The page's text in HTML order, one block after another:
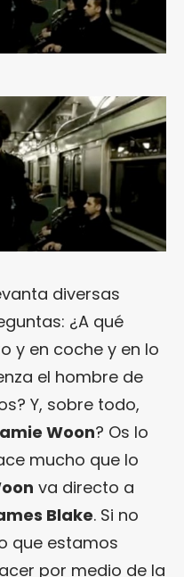
diversas
¿A qué
y en coche y en lo
el hombre de
Y, sobre todo,
Woon? Os lo
mucho que lo
va directo a
Blake. Si no
que estamos
por medio de la